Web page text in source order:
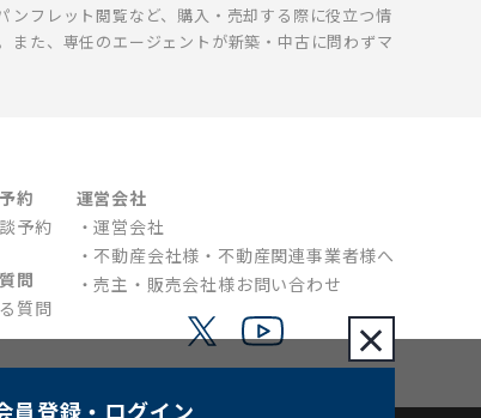
員登録 ・ログイン
×
ンフレット閲覧など、購入・売却する際に役立つ情
た、専任のエージェントが新築・中古に問わずマ
約
予約
問
質問
運営会社
運営会社
不動産会社様・不動産関連事業者様へ
売主・販売会社様お問い合わせ